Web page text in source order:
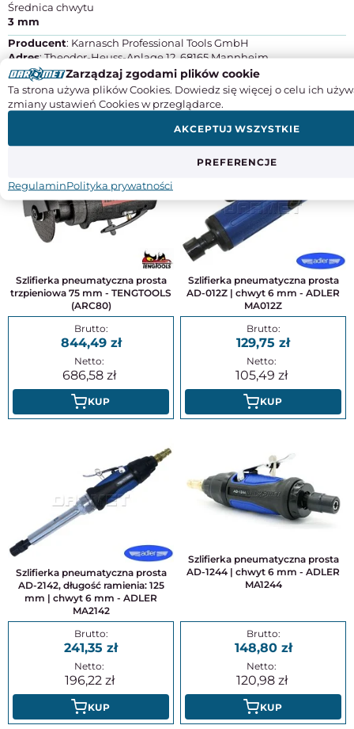
Średnica chwytu
3 mm
Producent: Karnasch Professional Tools GmbH
Adres: Theodor-Heuss-Anlage 12, 68165 Mannheim
Kraj pochodzenia: Niemcy
Kontakt : +49 6203-4039-0, info@karnasch.tools
DO TEGO PRODUKTU POLECAMY
Szlifierka pneumatyczna prosta
trzpieniowa 75 mm - TENGTOOLS
(ARC80)
844,49
686,58
KUP
Szlifierka pneumatyczna prosta
AD-012Z | chwyt 6 mm - ADLER
MA012Z
129,75
105,49
KUP
Szlifierka pneumatyczna prosta
AD-2142, długość ramienia: 125
mm | chwyt 6 mm - ADLER
MA2142
241,35
196,22
KUP
Szlifierka pneumatyczna prosta
AD-1244 | chwyt 6 mm - ADLER
MA1244
148,80
120,98
KUP
Zarządzaj zgodami plików cookie
Ta strona używa plików Cookies. Dowiedz się więcej o celu ich
zmiany ustawień Cookies w przeglądarce.
PREFERENCJE
AKCEPTUJ WSZYSTKIE
RegulaminPolityka prywatności